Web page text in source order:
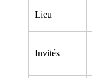
Lieu
Invités